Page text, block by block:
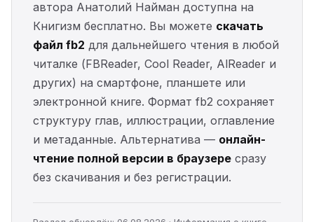
автора Анатолий Найман доступна на
Книгизм бесплатно. Вы можете скачать
файл fb2 для дальнейшего чтения в любой
читалке (FBReader, Cool Reader, AlReader и
других) на смартфоне, планшете или
электронной книге. Формат fb2 сохраняет
структуру глав, иллюстрации, оглавление
и метаданные. Альтернатива — онлайн-
чтение полной версии в браузере сразу
без скачивания и без регистрации.